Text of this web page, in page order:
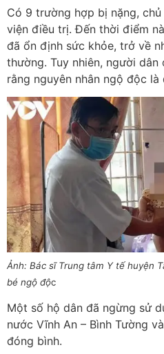
Có 9 trường hợp bị nặng,
viện điều trị. Đến thời điểm
đã ổn định sức khỏe, trở về
thường. Tuy nhiên, người
rằng nguyên nhân ngộ độc là
Ảnh: Bác sĩ Trung tâm Y tế huyện
bé ngộ độc
Một số hộ dân đã ngừng sử
nước Vĩnh An – Bình Tường
đóng bình.